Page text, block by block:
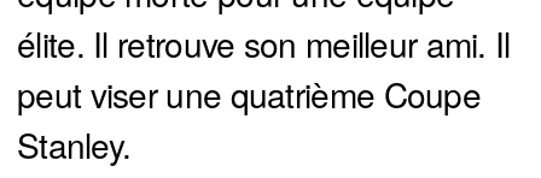
élite. Il retrouve son meilleur ami. Il
peut viser une quatrième Coupe
Stanley.